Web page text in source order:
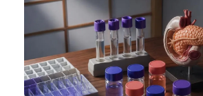
Esperanto
Frysk
Ślōnskŏ gŏdka
Norsk bokmål